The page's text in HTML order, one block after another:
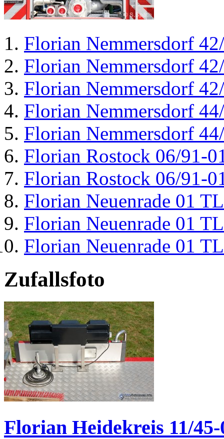
Florian Nemmersdorf
Florian Nemmersdorf
Florian Nemmersdorf
Florian Nemmersdorf
Florian Nemmersdorf
Florian Rostock 06/91-
Florian Rostock 06/91-
Florian Neuenrade 01
Florian Neuenrade 01
Florian Neuenrade 01
Zufallsfoto
Florian Heidekreis 11/45-